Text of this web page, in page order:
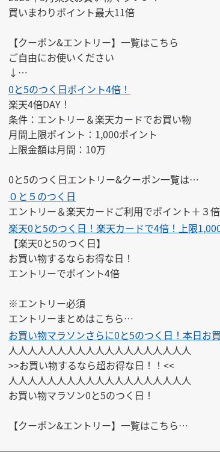
買いまわりポイント最大11倍
【クーポン&エントリー】一覧はこちら
ご自由にお使いください
↓
https://keepgoing66.com/rakuten-coupon-
0と5のつく日ポイント4倍！
楽天4倍DAY！
条件：エントリー＆楽天カードでお買い物
月間上限ポイント：1,000ポイント
上限金額は月間：10万
0と5のつく日エントリー&クーポン一覧は
こちらにまとめてあります。
↓
https://keepgoing66.com/rakuten-entry-
5と0のつく日についての詳しい解説はこちら
↓
０と５のつく日
エントリー＆楽天カードご利用でポイント＋３倍
楽天0と5のつく日！楽天カードで4倍！上限
【楽天0と5のつく日】
お買い物するならお得な日！
エントリーでポイント4倍
※エントリー必須
エントリーまとめはこちら
↓
https://keepgoing66.com/rakuten-entry-
お買い物マラソンさらに0と5のつく日！本日お
人人人人人人人人人人人人人人人人人人人
>>お買い物するなら超お得な日！！<<
人人人人人人人人人人人人人人人人人人人
お買い物マラソン0と5のつく日！
【クーポン&エントリー】一覧はこちら
↓